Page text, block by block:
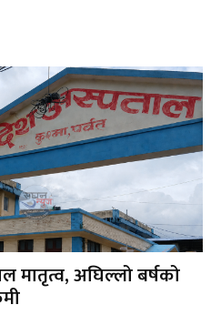
मातृत्व, अघिल्लो बर्षको